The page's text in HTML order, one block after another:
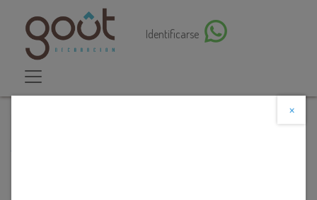
Identificarse
×
Descuento web